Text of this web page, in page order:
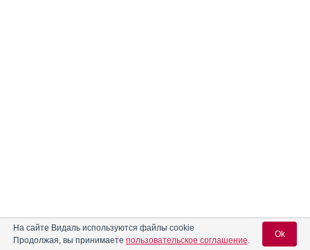
На сайте Видаль используются файлы cookie
Продолжая, вы принимаете пользовательское соглашение.
Ok